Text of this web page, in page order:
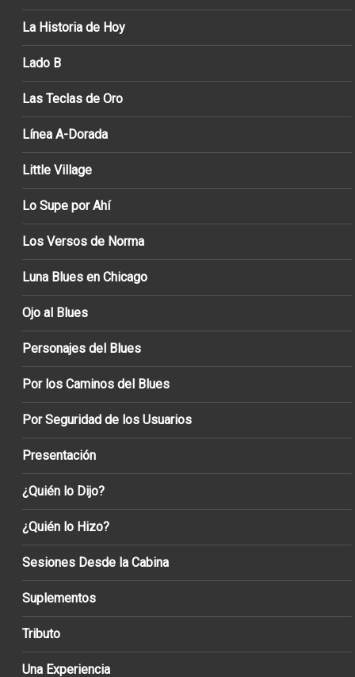
La Historia de Hoy
Lado B
Las Teclas de Oro
Línea A-Dorada
Little Village
Lo Supe por Ahí
Los Versos de Norma
Luna Blues en Chicago
Ojo al Blues
Personajes del Blues
Por los Caminos del Blues
Por Seguridad de los Usuarios
Presentación
¿Quién lo Dijo?
¿Quién lo Hizo?
Sesiones Desde la Cabina
Suplementos
Tributo
Una Experiencia